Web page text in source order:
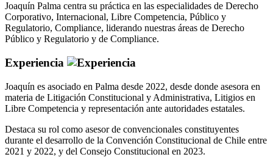
Joaquín Palma centra su práctica en las especialidades de Derecho
Corporativo, Internacional, Libre Competencia, Público y
Regulatorio, Compliance, liderando nuestras áreas de Derecho
Público y Regulatorio y de Compliance.
Experiencia
Joaquín es asociado en Palma desde 2022, desde donde asesora en
materia de Litigación Constitucional y Administrativa, Litigios en
Libre Competencia y representación ante autoridades estatales.
Destaca su rol como asesor de convencionales constituyentes
durante el desarrollo de la Convención Constitucional de Chile entre
2021 y 2022, y del Consejo Constitucional en 2023.